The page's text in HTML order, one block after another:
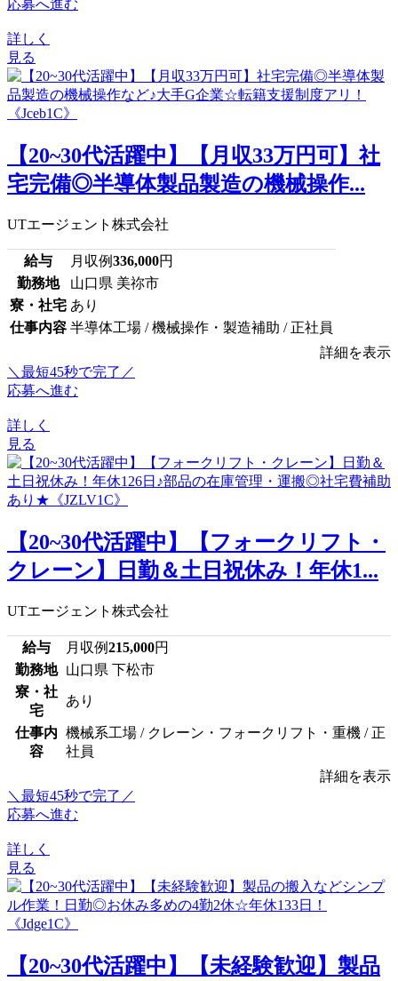
応募へ進む
詳しく
見る
【20~30代活躍中】【月収33万円可】社
宅完備◎半導体製品製造の機械操作...
UTエージェント株式会社
給与 月収例336,000円
勤務地
山口県 美祢市
寮・社宅 あり
仕事内容 半導体工場 / 機械操作・製造補助 / 正社員
詳細を表示
＼最短45秒で完了／
応募へ進む
詳しく
見る
【20~30代活躍中】【フォークリフト・
クレーン】日勤＆土日祝休み！年休1...
UTエージェント株式会社
給与 月収例215,000円
勤務地
山口県 下松市
寮・社
宅
あり
仕事内
容
機械系工場 / クレーン・フォークリフト・重機 / 正
社員
詳細を表示
＼最短45秒で完了／
応募へ進む
詳しく
見る
【20~30代活躍中】【未経験歓迎】製品